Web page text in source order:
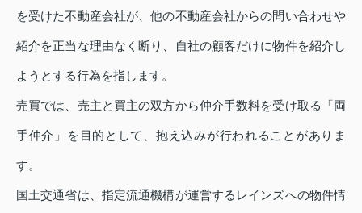
を受けた不動産会社が、他の不動産会社からの問い合わせや
紹介を正当な理由なく断り、自社の顧客だけに物件を紹介し
ようとする行為を指します。
売買では、売主と買主の双方から仲介手数料を受け取る「両
手仲介」を目的として、抱え込みが行われることがありま
す。
国土交通省は、指定流通機構が運営するレインズへの物件情